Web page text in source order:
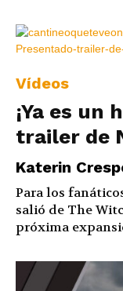
Vídeos
¡Ya es un
trailer de
Katerin
Para los
salió de The
próxima